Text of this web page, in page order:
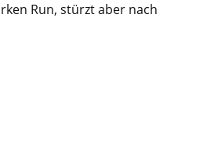
Run, stürzt aber nach